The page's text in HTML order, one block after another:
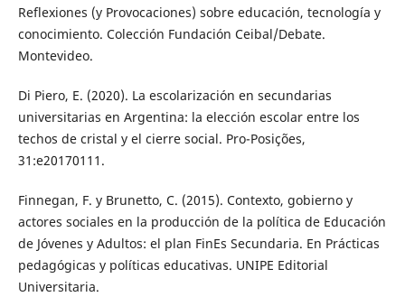
Reflexiones (y Provocaciones) sobre educación, tecnología y
conocimiento. Colección Fundación Ceibal/Debate.
Montevideo.
Di Piero, E. (2020). La escolarización en secundarias
universitarias en Argentina: la elección escolar entre los
techos de cristal y el cierre social. Pro-Posições,
31:e20170111.
Finnegan, F. y Brunetto, C. (2015). Contexto, gobierno y
actores sociales en la producción de la política de Educación
de Jóvenes y Adultos: el plan FinEs Secundaria. En Prácticas
pedagógicas y políticas educativas. UNIPE Editorial
Universitaria.